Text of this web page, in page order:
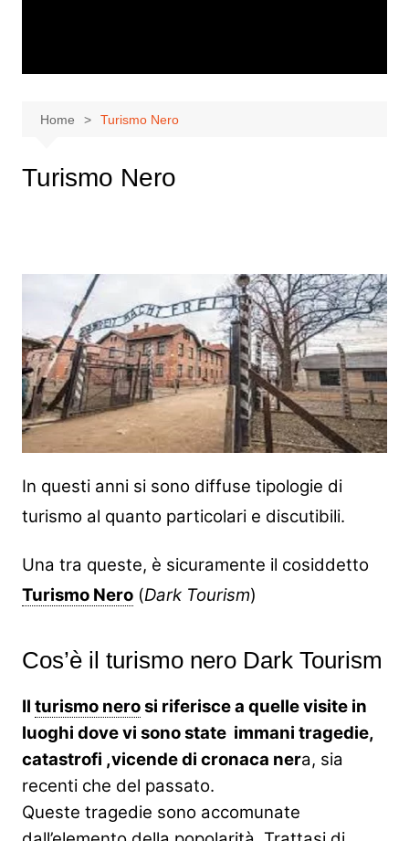
Home Turismo Nero
Turismo Nero
In questi anni si sono diffuse tipologie di
turismo al quanto particolari e discutibili.
Una tra queste, è sicuramente il cosiddetto
Turismo Nero(Dark Tourism)
Cos’è il turismo nero Dark Tourism
Il turismo nerosi riferisce a quelle visite in
luoghi dove vi sono state immani tragedie,
catastrofi ,vicende di cronaca nera, sia
recenti che del passato.
Queste tragedie sono accomunate